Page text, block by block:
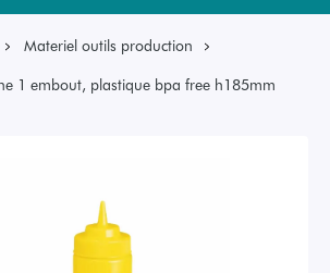
Materiel outils production
1 embout, plastique bpa free h185mm